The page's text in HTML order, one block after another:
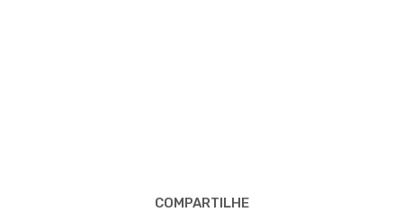
COMPARTILHE